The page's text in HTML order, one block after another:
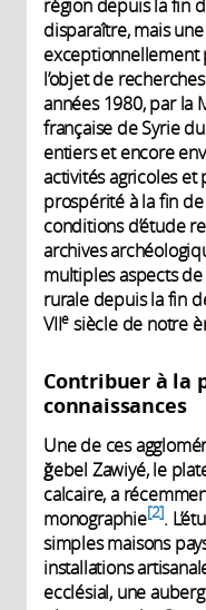
région depuis la fin
disparaître, mais
exceptionnellement
l’objet de
années 1980, par la
française de Syrie
entiers et encore
activités agricoles
prospérité à la fin
conditions d’étude
archives
multiples aspects
rurale depuis la fin
VIIe siècle de notre
Contribuer à la
connaissances
Une de ces
ğebel Zawiyé, le
calcaire, a
monographie 2 .
simples maisons
installations
ecclésial, une